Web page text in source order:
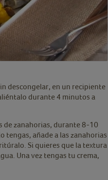
descongelar, en un recipiente
durante 4 minutos a
de zanahorias, durante 8-10
tengas, añade a las zanahorias
Si quieres que la textura
Una vez tengas tu crema,